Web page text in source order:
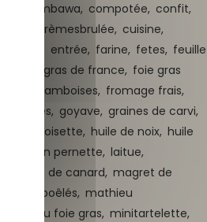
combawa, compotée, confit,
crèmesbrulée, cuisine,
entrée, farine, fetes, feuille
foie gras de france, foie gras
framboises, fromage frais,
girolles, goyave, graines de carvi,
de noisette, huile de noix, huile
kévin pernette, laitue,
magret de canard, magret de
marrons poêlés, mathieu
au foie gras, minitartelette,